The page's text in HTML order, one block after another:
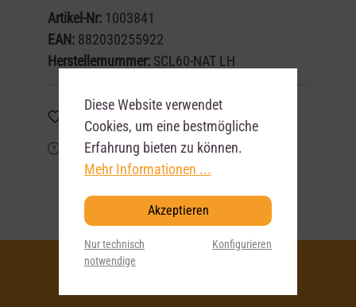
Artikel-Nr: 1003841
EAN: 882030255922
Herstellernummer: SCL60-NAT LH
Merken
Frage zum Artikel?
Diese Website verwendet
Cookies, um eine bestmögliche
Erfahrung bieten zu können.
Mehr Informationen ...
Akzeptieren
Nur technisch
notwendige
Konfigurieren